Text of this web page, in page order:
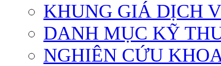
KHUNG GIÁ DỊCH
DANH MỤC KỸ
NGHIÊN CỨU